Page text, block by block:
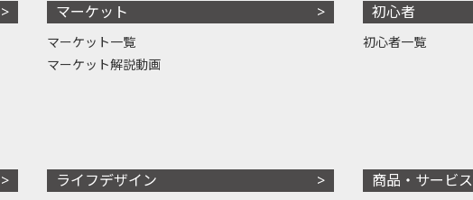
マーケット
マーケット一覧
マーケット解説動画
初心者
初心者一覧
ライフデザイン 商品・サービス